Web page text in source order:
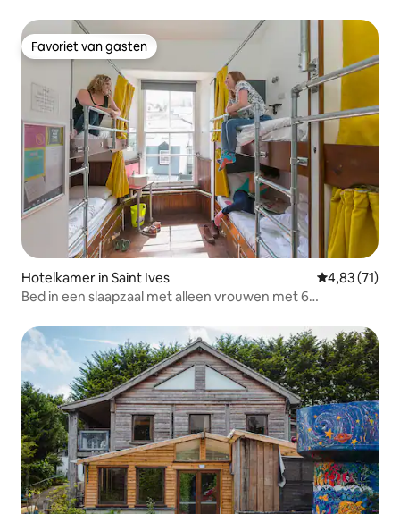
Favoriet van gasten
Favoriet van gasten
Hotelkamer in Saint Ives Gemiddelde
4,83 (71)
Bed in een slaapzaal met alleen vrouwen met 6